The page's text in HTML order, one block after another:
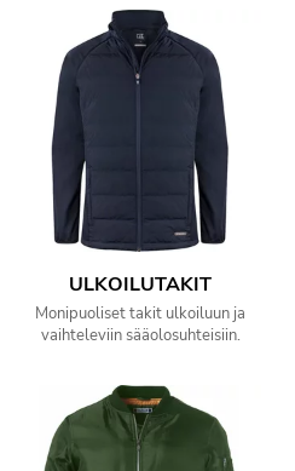
ULKOILUTAKIT
Monipuoliset takit ulkoiluun ja
vaihteleviin sääolosuhteisiin.